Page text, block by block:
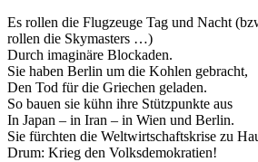
Es rollen die Flugzeuge Tag und Nacht
rollen die Skymasters …)
Durch imaginäre Blockaden.
Sie haben Berlin um die Kohlen gebracht,
Den Tod für die Griechen geladen.
So bauen sie kühn ihre Stützpunkte aus
In Japan – in Iran – in Wien und Berlin.
Sie fürchten die Weltwirtschaftskrise zu
Drum: Krieg den Volksdemokratien!